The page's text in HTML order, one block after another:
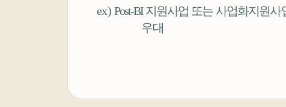
ex) Post-BI지원사업 또는 사업화지원사
우대